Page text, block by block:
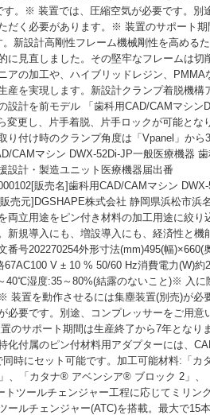
す。※ 装置では、圧縮空気が必要です。別
だく必要があります。※ 装置のサポート
。新設計高剛性フレーム機械剛性を高める
に見直しました。その堅牢なフレームは切
アの加工や、ハイブリッドレジン、PMMA
産を実現します。新設計クランプ着脱機構
設計を前モデル 「歯科用CAD/CAMマシン
変更し、片手着脱、片手ロックが可能とな
り付け時のクランプ角度は「Vpanel」から
CAMマシン DWX-52Di-JP一般医療機器
設計・製造ユニット医療機器届出番
販売名]歯科用CAD/CAMマシン
売元]DGSHAPE株式会社 静岡県浜松市浜
両立用途をピン付き材料の加工用途に絞り
新規導入にも、増設導入にも、経済性と機
番号202270254外形寸法(mm)495(幅)×660(
67AC100 V ± 10 % 50/60 Hz消費電力(W)約
40℃湿度:35～80%(結露のないこと)※ 入に
装置を動作させるには集塵装置(別売)が
必要です。別途、コンプレッサーをご用意
のサポート期間は生産終了から7年となり
化付属のピン付材料用アダプターには、
同時にセット可能です。加工可能材料:「カ
、「カタナ® アベンシア® ブロック 2」、
トツールチェンジャー工程に応じてミリン
ールチェンジャー(ATC)を搭載。最大で15